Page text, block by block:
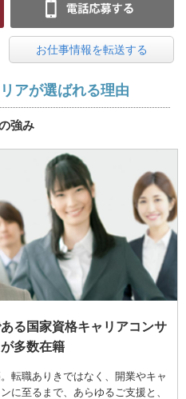
お仕事情報を転送する
アが選ばれる理由
強み
る国家資格キャリアコンサ
多数在籍
転職ありきではなく、開業やキャ
に至るまで、あらゆるご支援と、